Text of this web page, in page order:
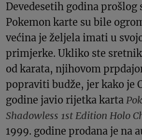
Devedesetih godina prošlog
Pokemon karte su bile
većina je željela imati u
primjerke. Ukliko ste
od karata, njihovom
popraviti budže, jer kako je
godine javio rijetka karta
Shadowless 1st Edition Holo
1999. godine prodana je na